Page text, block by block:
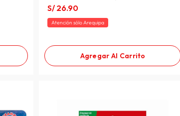
S/ 26.90
Atención sólo Arequipa
Agregar Al Carrito